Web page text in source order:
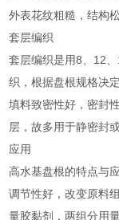
外表花纹粗糙，结构
套层编织
套层编织是用8、12
织，根据盘根规格决
填料致密性好，密封
层，故多用于静密封
应用
高水基盘根的特点与
调节性好，改变原料
量胶黏剂，两组分用